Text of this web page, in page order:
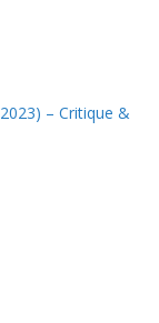
– Critique &